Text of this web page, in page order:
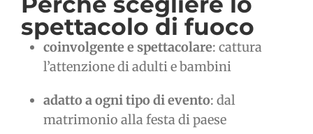
spettacolo di fuoco
coinvolgente e spettacolare: cattura
l’attenzione di adulti e bambini
adatto a ogni tipo di evento: dal
matrimonio alla festa di paese